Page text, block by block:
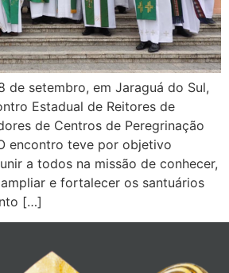
de setembro, em Jaraguá do Sul,
Estadual de Reitores de
de Centros de Peregrinação
encontro teve por objetivo
a todos na missão de conhecer,
e fortalecer os santuários
[…]